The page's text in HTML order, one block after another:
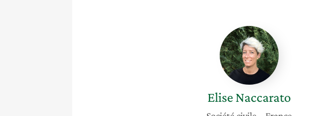
Elise
Naccarato
EliseNaccarato